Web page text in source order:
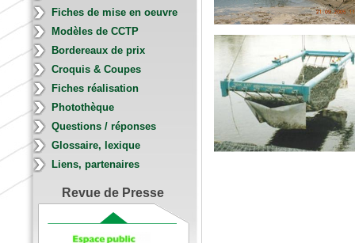
Fiches de mise en oeuvre
Modèles de CCTP
Bordereaux de prix
Croquis & Coupes
Fiches réalisation
Photothèque
Questions / réponses
Glossaire, lexique
Liens, partenaires
Revue de Presse